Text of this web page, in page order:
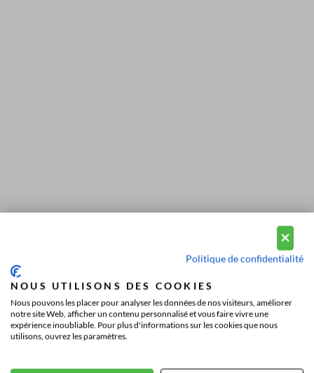
Politique de confidentialité
NOUS UTILISONS DES COOKIES
Nous pouvons les placer pour analyser les données de nos visiteurs, améliorer
notre site Web, afficher un contenu personnalisé et vous faire vivre une
expérience inoubliable. Pour plus d'informations sur les cookies que nous
utilisons, ouvrez les paramètres.